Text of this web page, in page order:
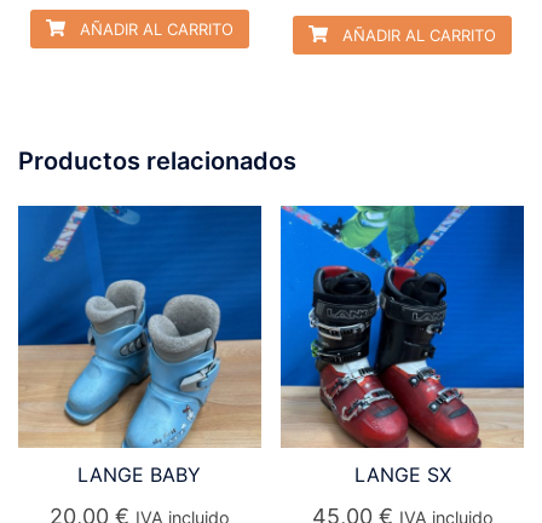
AÑADIR AL CARRITO AÑADIR AL CARRITO
Productos relacionados
LANGE BABY
20,00 € IVA incluido
LANGE SX
45,00 € IVA incluido